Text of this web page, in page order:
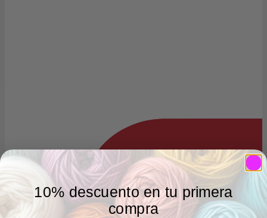
10% descuento en tu primera
compra